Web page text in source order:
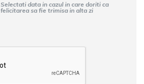
Selectati data in cazul in care doriti ca
felicitarea sa fie trimisa in alta zi